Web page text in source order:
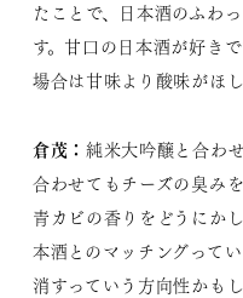
たことで、日本酒のふわ
す。甘口の日本酒が好き
場合は甘味より酸味がほし
倉茂： 純米大吟醸と合わ
合わせてもチーズの臭みを
青カビの香りをどうにか
本酒とのマッチングって
消すっていう方向性かも